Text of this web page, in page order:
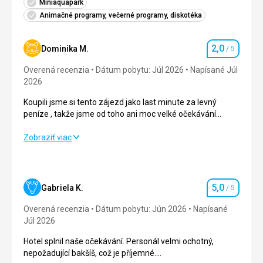
Miniaquapark
Animačné programy, večerné programy, diskotéka
Dominika M. Hodnotenie
2,0 / 5
Overená recenzia Dátum pobytu: Júl 2026
Napísané Júl
2026
Koupili jsme si tento zájezd jako last minute za levný
peníze , takže jsme od toho ani moc velké očekávání
podle toho bude vypadat. Znovu bychom do tohoto hotelu
Koupili jsme si tento zájezd jako last minute za levný
nejeli. Nedoporučili lidem? Co hledání noční zábavu,
hrozná nuda a nic se neděje.
Strava
Ubytovanie
Zobraziť viac
Gabriela K. Hodnotenie
5,0 / 5
Overená recenzia Dátum pobytu: Jún 2026
Napísané
Júl 2026
Hotel splnil naše očekávání. Personál velmi ochotný,
nepožadující bakšíš, což je příjemné.